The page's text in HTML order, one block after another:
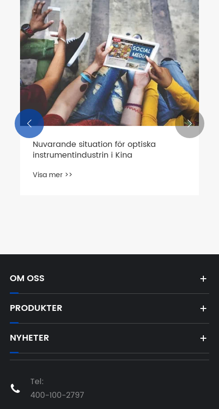
Nuvarande situation för optiska
instrumentindustrin i Kina
Visa mer >>
 
OM OSS
PRODUKTER
NYHETER

Tel:
400-100-2797